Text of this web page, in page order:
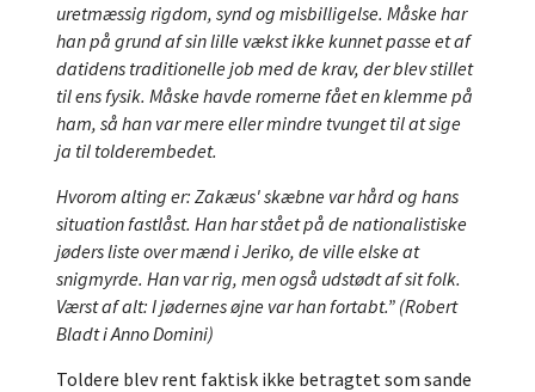
uretmæssig rigdom, synd og misbilligelse. Måske har
han på grund af sin lille vækst ikke kunnet passe et af
datidens traditionelle job med de krav, der blev stillet
til ens fysik. Måske havde romerne fået en klemme på
ham, så han var mere eller mindre tvunget til at sige
ja til tolderembedet.
Hvorom alting er: Zakæus' skæbne var hård og hans
situation fastlåst. Han har stået på de nationalistiske
jøders liste over mænd i Jeriko, de ville elske at
snigmyrde. Han var rig, men også udstødt af sit folk.
Værst af alt: I jødernes øjne var han fortabt.” (Robert
Bladt i Anno Domini)
Toldere blev rent faktisk ikke betragtet som sande